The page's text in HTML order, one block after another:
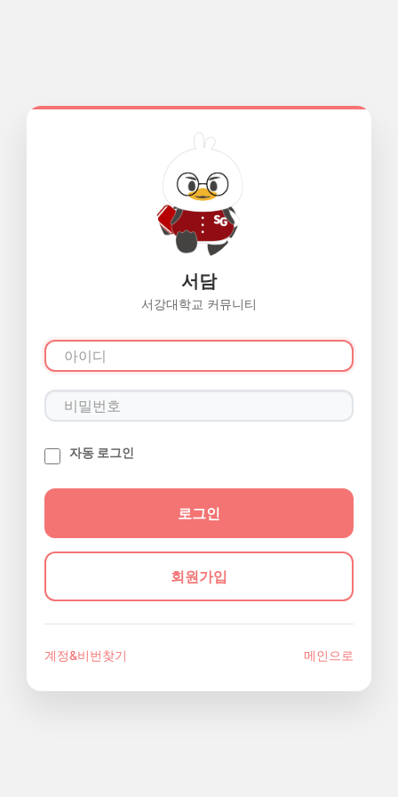
서담
서강대학교 커뮤니티
자동 로그인
회원가입
계정&비번찾기 메인으로